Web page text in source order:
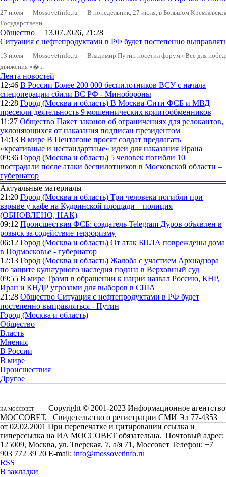
27 июля — Mossovetinfo.ru — В понедельник, 27 июля, в Большом
Государственн...
Общество 13.07.2026, 21:28
Ситуация с нефтепродуктами в РФ будет постепенно
13 июля — Mossovetinfo.ru — Владимир Путин посетил форум «Всё для
движения «�...
Лента новостей
12:46 В России Более 200 000 беспилотников ВСУ с начала
спецоперации сбили ВС РФ - Минобороны
12:28 Город (Москва и область) В Москва-Сити ФСБ и МВД
пресекли деятельность 9 мошеннических криптообменников
11:27 Общество Пакет законов об ограничениях для релокантов,
уклоняющихся от наказания подписан президентом
14:13 В мире В Пентагоне просят солдат предлагать
«креативные и нестандартные» идеи для наказания Ирана
09:36 Город (Москва и область) 5 человек погибли 10
пострадали после атаки беспилотников в Московской области –
губернатор
Актуальные материалы
21:20 Город (Москва и область) Три человека погибли при
взрыве у кафе на Кудринской площади – полиция
(ОБНОВЛЕНО, НАК)
09:12 Происшествия ФСБ: создатель Telegram Дуров объявлен в
розыск за содействие терроризму
06:12 Город (Москва и область) От атак БПЛА повреждены дома
в Подмосковье - губернатор
12:13 Город (Москва и область) Жалоба с участием Архнадзора
по защите культурного наследия подана в Верховный суд
09:55 В мире Трамп в обращении к нации назвал Россию, КНР,
Иран и КНДР угрозами для выборов в США
21:28 Общество Ситуация с нефтепродуктами в РФ будет
постепенно выправляться - Путин
Город (Москва и область)
Общество
Власть
Мнения
В России
В мире
Происшествия
Другое
ИА МОССОВЕТ
Copyright © 2001-2023 Информационное агентство
МОССОВЕТ, Свидетельство о регистрации СМИ Эл 77-4353
от 02.02.2001 При перепечатке и цитировании ссылка и
гиперссылка на ИА МОССОВЕТ обязательна. Почтовый адрес:
125009, Москва, ул. Тверская, 7, а/я 71, Моссовет Телефон: +7
903 772 39 20 E-mail: info@mossovetinfo.ru
RSS
В закладки